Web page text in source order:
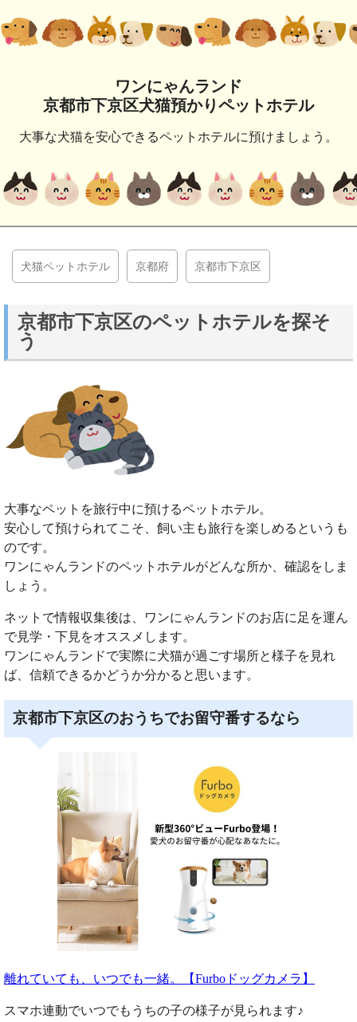
ワンにゃんランド
京都市下京区犬猫預かりペットホテル
大事な犬猫を安心できるペットホテルに預けましょう。
犬猫ペットホテル 京都府 京都市下京区
京都市下京区のペットホテルを探そ
う
大事なペットを旅行中に預けるペットホテル。
安心して預けられてこそ、飼い主も旅行を楽しめるというも
のです。
ワンにゃんランドのペットホテルがどんな所か、確認をしま
しょう。
ネットで情報収集後は、ワンにゃんランドのお店に足を運ん
で見学・下見をオススメします。
ワンにゃんランドで実際に犬猫が過ごす場所と様子を見れ
ば、信頼できるかどうか分かると思います。
京都市下京区のおうちでお留守番するなら
離れていても、いつでも一緒。【Furboドッグカメラ】
スマホ連動でいつでもうちの子の様子が見られます♪